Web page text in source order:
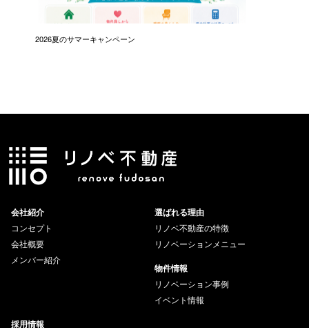
2026夏のサマーキャンペーン
会社紹介
コンセプト
会社概要
メンバー紹介
選ばれる理由
リノベ不動産の特徴
リノベーションメニュー
物件情報
リノベーション事例
イベント情報
採用情報